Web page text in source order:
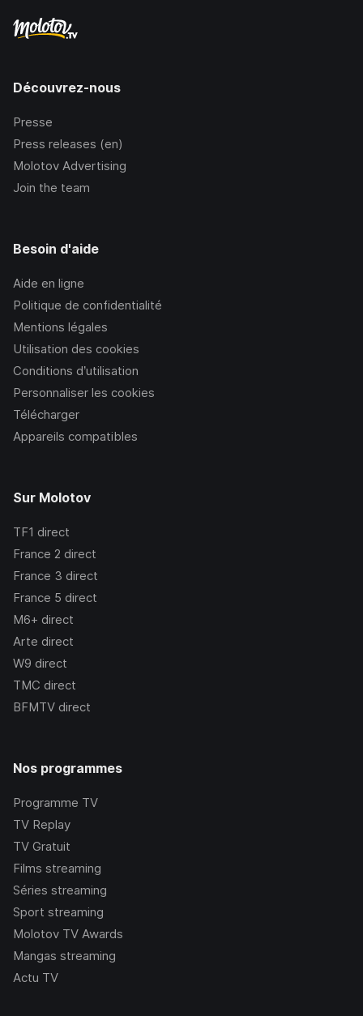
Découvrez-nous
Presse
Press releases (en)
Molotov Advertising
Join the team
Besoin d'aide
Aide en ligne
Politique de confidentialité
Mentions légales
Utilisation des cookies
Conditions d’utilisation
Personnaliser les cookies
Télécharger
Appareils compatibles
Sur Molotov
TF1 direct
France 2 direct
France 3 direct
France 5 direct
M6+ direct
Arte direct
W9 direct
TMC direct
BFMTV direct
Nos programmes
Programme TV
TV Replay
TV Gratuit
Films streaming
Séries streaming
Sport streaming
Molotov TV Awards
Mangas streaming
Actu TV